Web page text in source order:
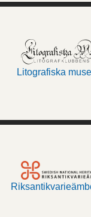
Litografiska